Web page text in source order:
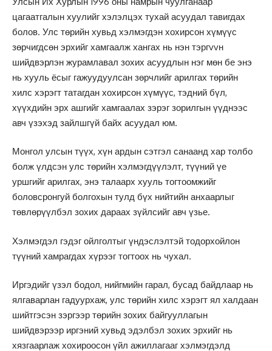
цагаатгалын хуулийг хэлэлцэх тухай асуудал тавигдах
болов. Улс төрийн хувьд хэлмэгдэн хохирсон хүмүүс
зөрчигдсөн эрхийг хамгаалж хангах нь нэн тэргvvн
шийдвэрлэн журамлавал зохих асуудлын нэг мөн бе энэ
нь хууль ёсыг гажуудуулсан зөрчлийг арилгах төрийн
хилс хэрэгт татагдан хохирсон хүмүүс, тэдний бүл,
хүүхдийн эрх ашгийг хамгаалах зэрэг зорилгын үүднээс
авч үзэхэд зайлшгүй байх асуудал юм.
Монгол улсын түүх, хүн ардын сэтгэл санаанд хар толбо
болж үлдсэн улс төрийн хэлмэгдүүлэлт, түүний үе
уршгийг арилгах, энэ талаарх хууль тогтоомжийг
боловсронгуй болгохын тулд бүх нийтийн анхаарлыг
төвлөрүүлбэл зохих дараах зүйлсийг авч үзье.
Хэлмэгдэл гэдэг ойлголтыг үндэслэлтэй тодорхойлон
түүний хамрагдах хүрээг тогтоох нь чухал.
Иргэдийг үзэл бодол, нийгмийн гарал, бусад байдлаар нь
ялгаварлан гадуурхаж, улс төрийн хилс хэрэгт ял халдаан
шийтгэсэн зэргээр төрийн зохих байгууллагын
шийдвэрээр иргэний хувьд эдэлбэл зохих эрхийг нь
хязгаарлаж хохироосон үйл ажиллагааг хэлмэгдэлд